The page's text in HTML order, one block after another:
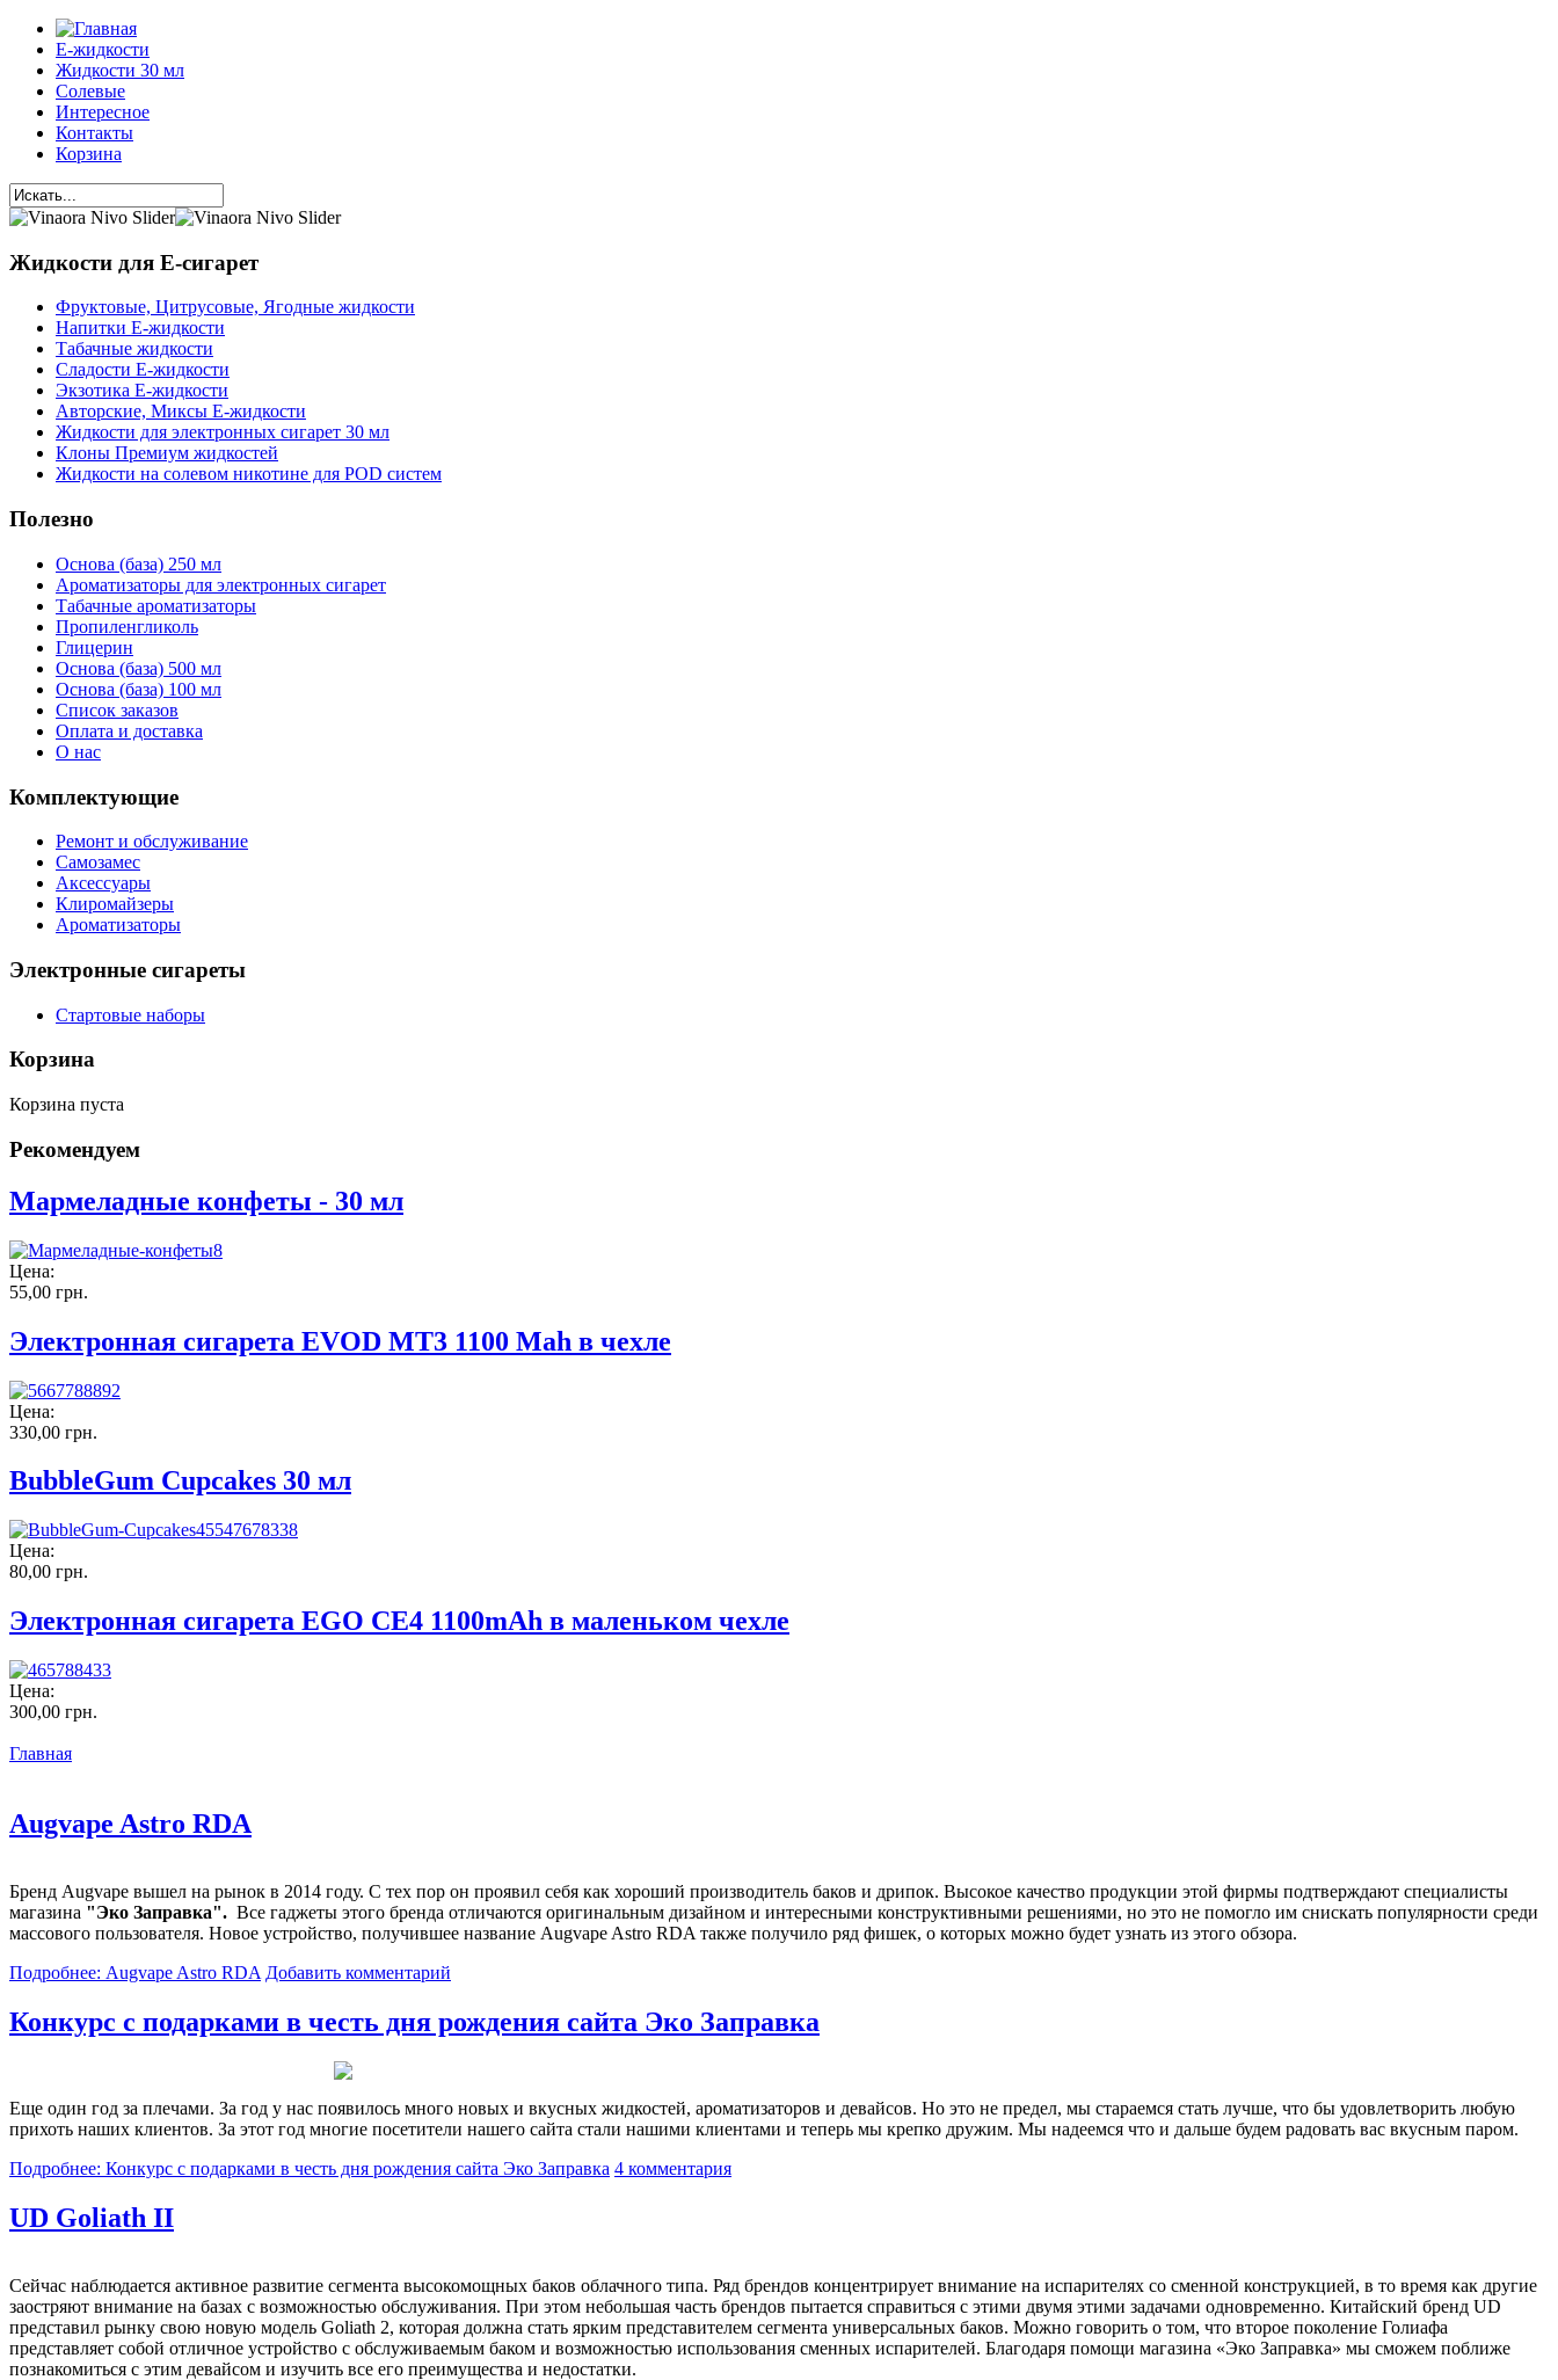
Е-жидкости
Жидкости 30 мл
Солевые
Интересное
Контакты
Корзина
Жидкости для Е-сигарет
Фруктовые, Цитрусовые, Ягодные жидкости
Напитки Е-жидкости
Табачные жидкости
Сладости Е-жидкости
Экзотика Е-жидкости
Авторские, Миксы Е-жидкости
Жидкости для электронных сигарет 30 мл
Клоны Премиум жидкостей
Жидкости на солевом никотине для POD систем
Полезно
Основа (база) 250 мл
Ароматизаторы для электронных сигарет
Табачные ароматизаторы
Пропиленгликоль
Глицерин
Основа (база) 500 мл
Основа (база) 100 мл
Список заказов
Оплата и доставка
О нас
Комплектующие
Ремонт и обслуживание
Самозамес
Аксессуары
Клиромайзеры
Ароматизаторы
Электронные сигареты
Стартовые наборы
Корзина
Корзина пуста
Рекомендуем
Мармеладные конфеты - 30 мл
Цена:
55,00 грн.
Электронная сигарета EVOD MT3 1100 Mah в чехле
Цена:
330,00 грн.
BubbleGum Cupcakes 30 мл
Цена:
80,00 грн.
Электронная сигарета EGO CE4 1100mAh в маленьком чехле
Цена:
300,00 грн.
Главная
Augvape Astro RDA
Бренд Augvape вышел на рынок в 2014 году. С тех пор он проявил себя как хороший производитель баков и дрипок. Высокое качество продукции этой фирмы подтверждают специалисты
магазина "Эко Заправка". Все гаджеты этого бренда отличаются оригинальным дизайном и интересными конструктивными решениями, но это не помогло им снискать популярности среди
массового пользователя. Новое устройство, получившее название Augvape Astro RDA также получило ряд фишек, о которых можно будет узнать из этого обзора.
Подробнее: Augvape Astro RDA Добавить комментарий
Конкурс с подарками в честь дня рождения сайта Эко Заправка
Еще один год за плечами. За год у нас появилось много новых и вкусных жидкостей, ароматизаторов и девайсов. Но это не предел, мы стараемся стать лучше, что бы удовлетворить любую
прихоть наших клиентов. За этот год многие посетители нашего сайта стали нашими клиентами и теперь мы крепко дружим. Мы надеемся что и дальше будем радовать вас вкусным паром.
Подробнее: Конкурс с подарками в честь дня рождения сайта Эко Заправка 4 комментария
UD Goliath II
Сейчас наблюдается активное развитие сегмента высокомощных баков облачного типа. Ряд брендов концентрирует внимание на испарителях со сменной конструкцией, в то время как другие
заостряют внимание на базах с возможностью обслуживания. При этом небольшая часть брендов пытается справиться с этими двумя этими задачами одновременно. Китайский бренд UD
представил рынку свою новую модель Goliath 2, которая должна стать ярким представителем сегмента универсальных баков. Можно говорить о том, что второе поколение Голиафа
представляет собой отличное устройство с обслуживаемым баком и возможностью использования сменных испарителей. Благодаря помощи магазина «Эко Заправка» мы сможем поближе
познакомиться с этим девайсом и изучить все его преимущества и недостатки.